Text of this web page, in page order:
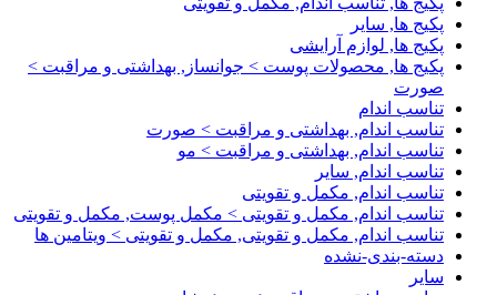
پکیج ها, سایر
پکیج ها, لوازم آرایشی
پکیج ها, محصولات پوست > جوانساز, بهداشتی و مراقبت >
صورت
تناسب اندام
تناسب اندام, بهداشتی و مراقبت > صورت
تناسب اندام, بهداشتی و مراقبت > مو
تناسب اندام, سایر
تناسب اندام, مکمل و تقویتی
تناسب اندام, مکمل و تقویتی > مکمل پوست, مکمل و تقویتی
تناسب اندام, مکمل و تقویتی, مکمل و تقویتی > ویتامین ها
دسته-بندی-نشده
سایر